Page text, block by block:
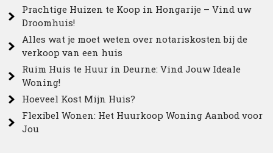
Prachtige Huizen te Koop in Hongarije – Vind uw
Droomhuis!
Alles wat je moet weten over notariskosten bij de
verkoop van een huis
Ruim Huis te Huur in Deurne: Vind Jouw Ideale
Woning!
Hoeveel Kost Mijn Huis?
Flexibel Wonen: Het Huurkoop Woning Aanbod voor
Jou